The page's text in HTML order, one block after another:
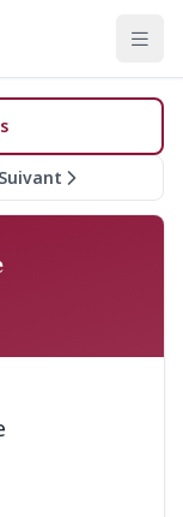
Suivant